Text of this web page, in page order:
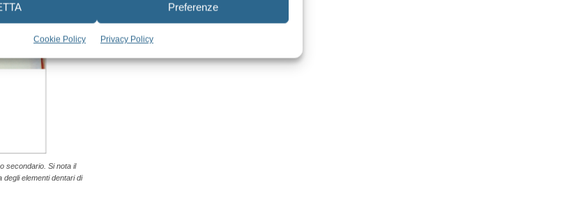
Preferenze
Cookie Policy Privacy Policy
secondario. Si nota il
elementi dentari di